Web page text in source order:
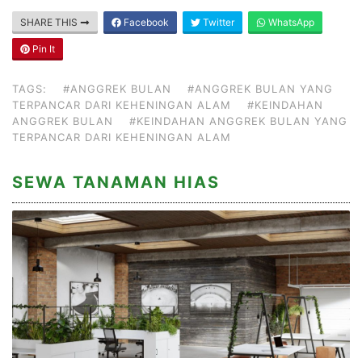
SHARE THIS Facebook Twitter WhatsApp
Pin It
TAGS: #ANGGREK BULAN
#ANGGREK BULAN YANG
TERPANCAR DARI KEHENINGAN ALAM
#KEINDAHAN
ANGGREK BULAN
#KEINDAHAN ANGGREK BULAN YANG
TERPANCAR DARI KEHENINGAN ALAM
SEWA TANAMAN HIAS